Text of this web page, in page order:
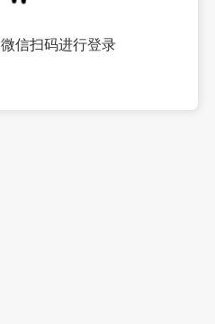
微信扫码进行登录